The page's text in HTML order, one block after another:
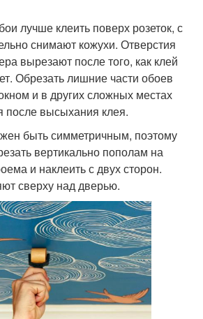
лучше клеить поверх розеток, с
снимают кожухи. Отверстия
вырезают после того, как клей
Обрезать лишние части обоев
и в других сложных местах
после высыхания клея.
быть симметричным, поэтому
вертикально пополам на
и наклеить с двух сторон.
сверху над дверью.